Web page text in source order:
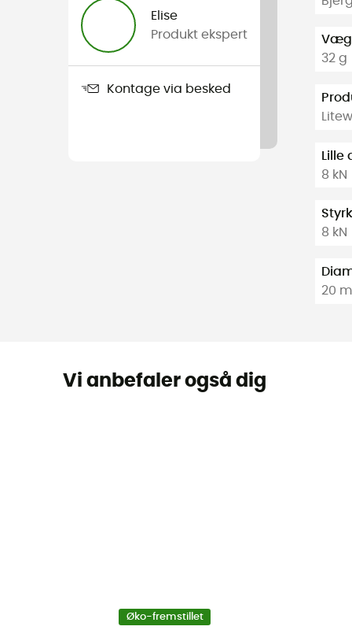
Elise
Produkt ekspert
Kontage via besked
32 g
Lille
8 kN
8 kN
20
Vi anbefaler også dig
Øko-fremstillet